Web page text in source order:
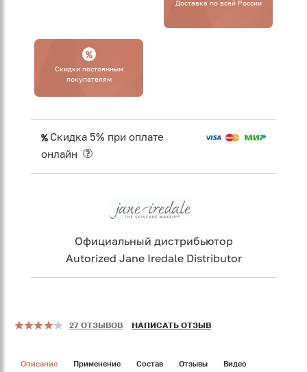
Доставка по всей России
Cкидки постоянным
покупателям
Скидка 5% при оплате
онлайн
Официальный дистрибьютор
Autorized Jane Iredale Distributor
27 ОТЗЫВОВ НАПИСАТЬ ОТЗЫВ
Описание Применение Состав Отзывы Видео